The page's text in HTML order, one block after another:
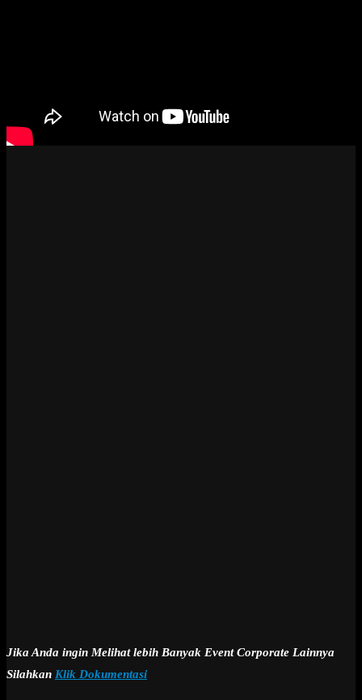
Jika Anda ingin Melihat lebih Banyak Event Corporate Lainnya
Silahkan Klik Dokumentasi